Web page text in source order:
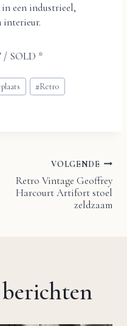
een industrieel,
interieur.
/ SOLD *
#Retro
VOLGENDE
Retro Vintage Geoffrey
Harcourt Artifort stoel
zeldzaam